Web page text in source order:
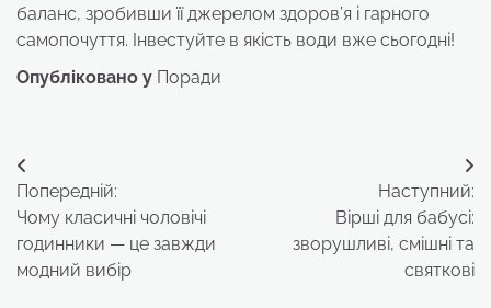
баланс, зробивши її джерелом здоров’я і гарного
самопочуття. Інвестуйте в якість води вже сьогодні!
Опубліковано у Поради
Навігація
записів
Попередній:
Чому класичні чоловічі
годинники — це завжди
модний вибір
Наступний:
Вірші для бабусі:
зворушливі, смішні та
святкові